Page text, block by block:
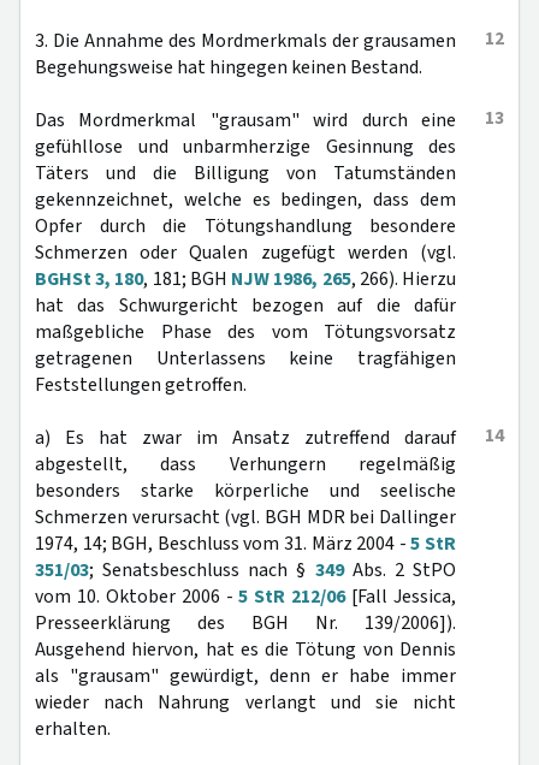
12
3. Die Annahme des Mordmerkmals der grausamen
Begehungsweise hat hingegen keinen Bestand.
13
Das Mordmerkmal "grausam" wird durch eine
gefühllose und unbarmherzige Gesinnung des
Täters und die Billigung von Tatumständen
gekennzeichnet, welche es bedingen, dass dem
Opfer durch die Tötungshandlung besondere
Schmerzen oder Qualen zugefügt werden (vgl.
BGHSt 3, 180, 181; BGH NJW 1986, 265, 266). Hierzu
hat das Schwurgericht bezogen auf die dafür
maßgebliche Phase des vom Tötungsvorsatz
getragenen Unterlassens keine tragfähigen
Feststellungen getroffen.
14
a) Es hat zwar im Ansatz zutreffend darauf
abgestellt, dass Verhungern regelmäßig
besonders starke körperliche und seelische
Schmerzen verursacht (vgl. BGH MDR bei Dallinger
1974, 14; BGH, Beschluss vom 31. März 2004 -5 StR
351/03; Senatsbeschluss nach § 349Abs. 2 StPO
vom 10. Oktober 2006 -5 StR 212/06[Fall Jessica,
Presseerklärung des BGH Nr. 139/2006]).
Ausgehend hiervon, hat es die Tötung von Dennis
als "grausam" gewürdigt, denn er habe immer
wieder nach Nahrung verlangt und sie nicht
erhalten.